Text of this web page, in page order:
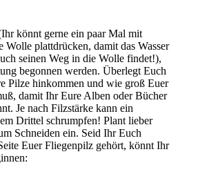
könnt gerne ein paar Mal mit
Wolle plattdrücken, damit das Wasser
seinen Weg in die Wolle findet!),
begonnen werden. Überlegt Euch
Pilze hinkommen und wie groß Euer
damit Ihr Eure Alben oder Bücher
Je nach Filzstärke kann ein
Drittel schrumpfen! Plant lieber
Schneiden ein. Seid Ihr Euch
Euer Fliegenpilz gehört, könnt Ihr